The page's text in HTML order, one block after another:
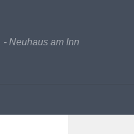
- Neuhaus am Inn